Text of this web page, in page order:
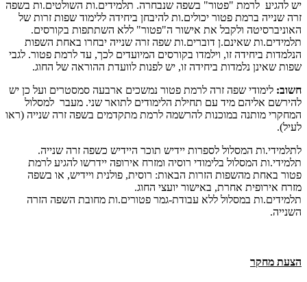
יש להגיע לרמת "פטור" בשפה שנבחרה. תלמידים.ות השולטים.ות בשפה
זרה שנייה ברמת פטור יכולים.ות להיבחן ביחידה ללימוד שפות זרות של
האוניברסיטה ולקבל את אישור ה"פטור" ללא השתתפות בקורסים.
תלמידים.ות שאינם.ן דוברים.ות שפה זרה שנייה יבחרו באחת השפות
הנלמדות ביחידה זו, וילמדו בקורסים המיועדים לכך, עד לרמת פטור. לגבי
שפות שאינן נלמדות ביחידה זו, יש לפנות לוועדת ההוראה של החוג.
חשוב: לימודי שפה זרה לרמת פטור נמשכים ארבעה סמסטרים ועל כן יש
להירשם אליהם מיד עם תחילת הלימודים לתואר שני. מעבר למסלול
המחקרי מותנה במוכנות להרשמה לרמת מתקדמים בשפה זרה שנייה (ראו
לעיל).
לתלמידי.ות המסלול לספרות יידיש תוכר היידיש כשפה זרה שנייה.
תלמידי.ות המסלול בלימודי רוסיה ומזרח אירופה יידרשו להגיע לרמת
פטור באחת מהשפות הזרות הבאות: רוסית, פולנית ויידיש, או בשפה
מזרח אירופית אחרת, באישור יועצי החוג.
תלמידים.ות במסלול ללא עבודת-גמר פטורים.ות מחובת השפה הזרה
השנייה.
הצעת מחקר